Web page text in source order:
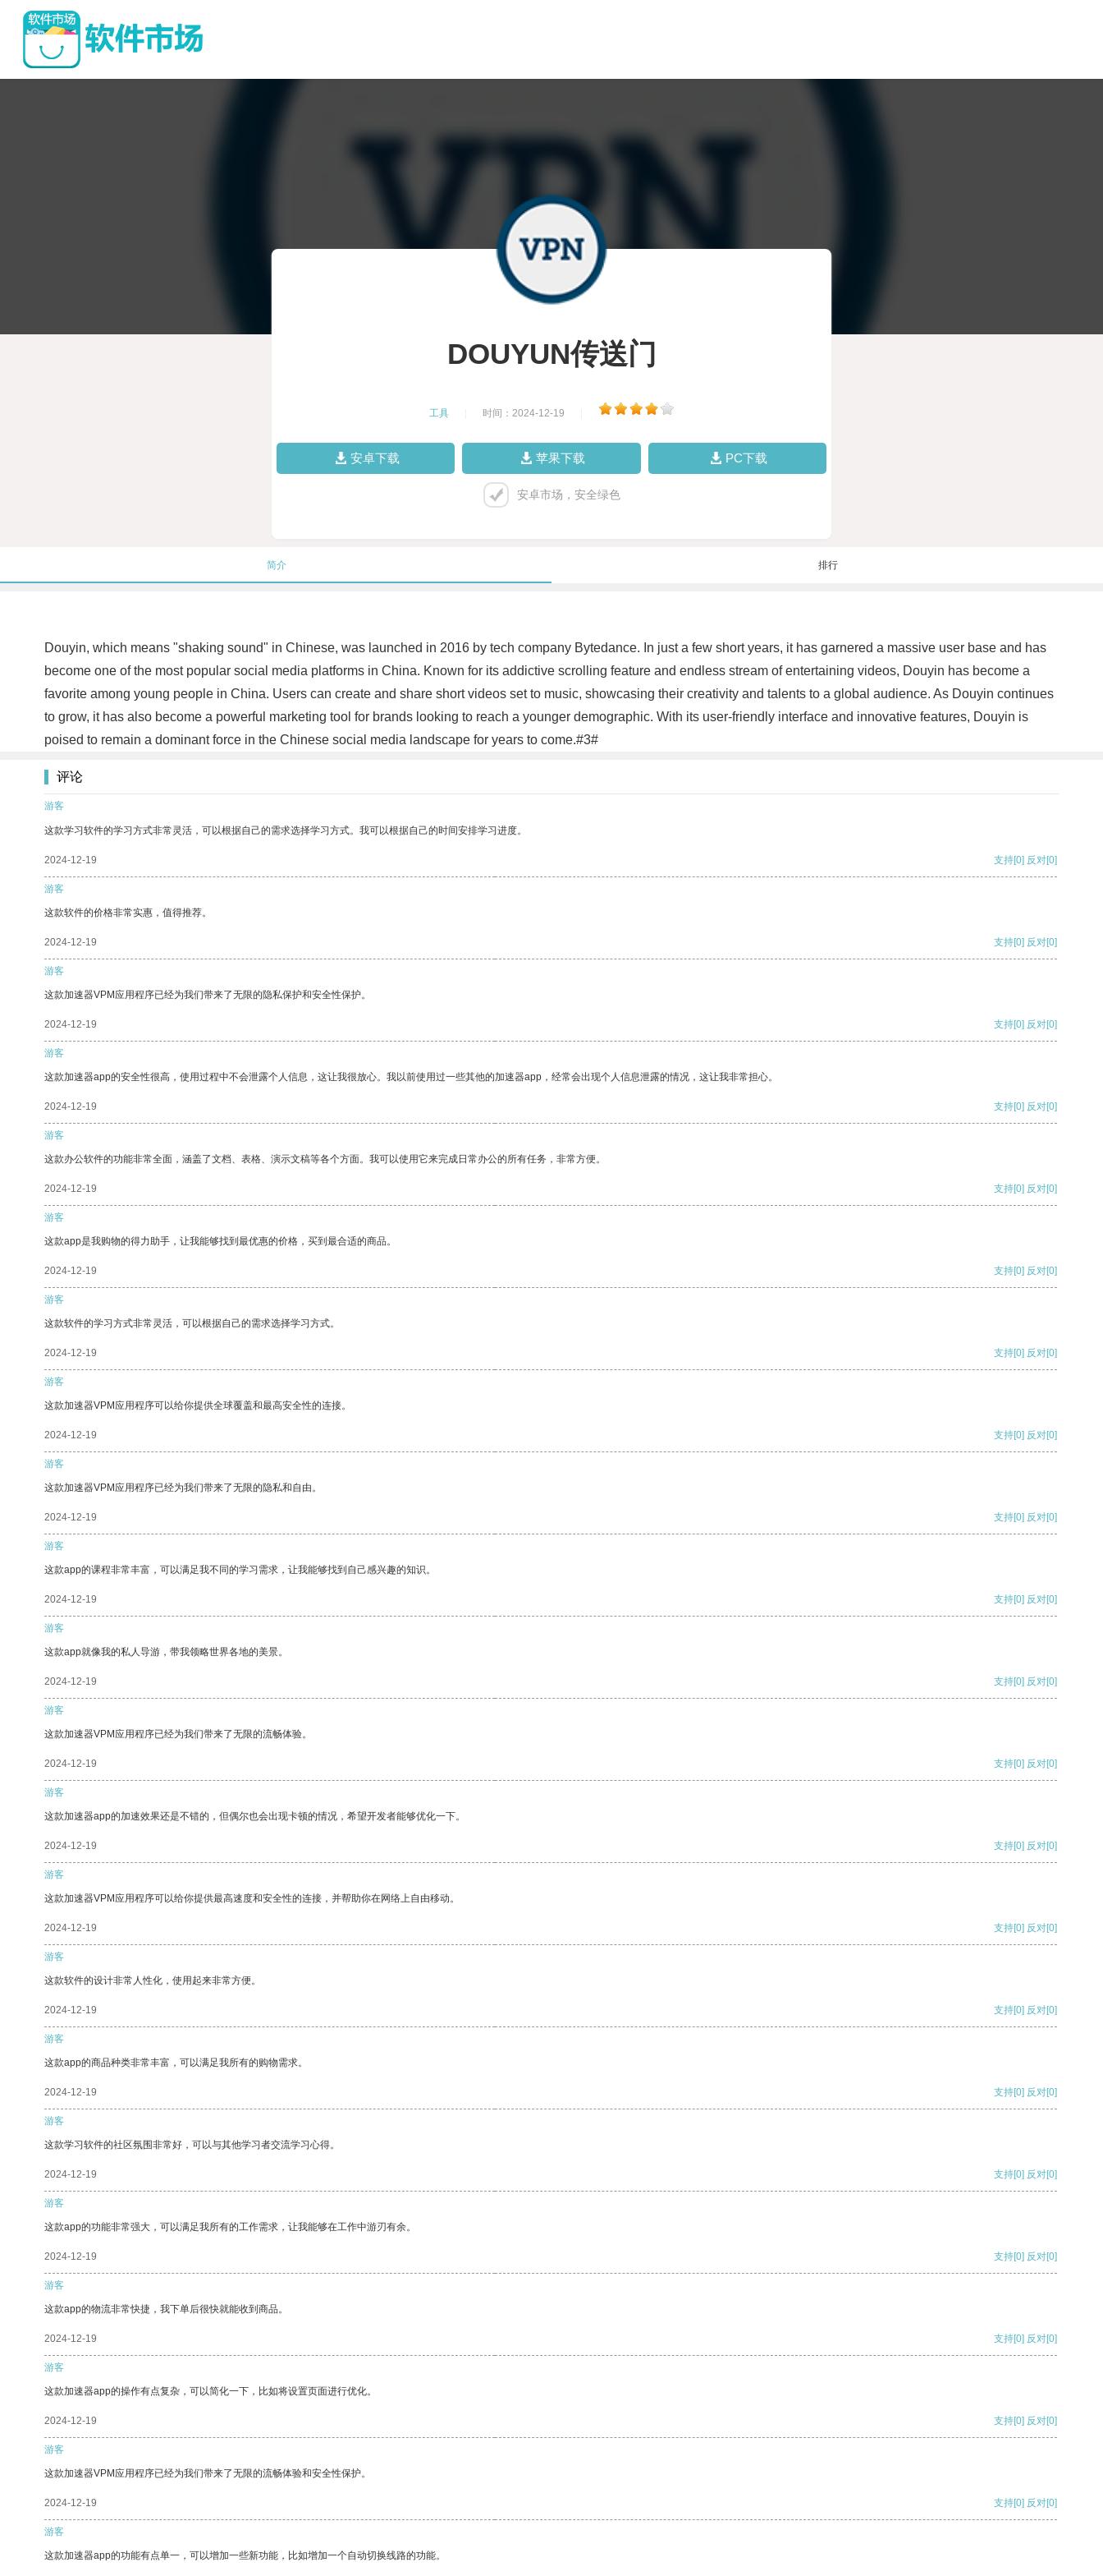
DOUYUN传送门
工具 时间：2024-12-19
安卓下载 苹果下载 PC下载
安卓市场，安全绿色
简介 排行
Douyin, which means "shaking sound" in Chinese, was launched in 2016 by tech company Bytedance. In just a few short years, it has garnered a massive user base and has
become one of the most popular social media platforms in China. Known for its addictive scrolling feature and endless stream of entertaining videos, Douyin has become a
favorite among young people in China. Users can create and share short videos set to music, showcasing their creativity and talents to a global audience. As Douyin continues
to grow, it has also become a powerful marketing tool for brands looking to reach a younger demographic. With its user-friendly interface and innovative features, Douyin is
poised to remain a dominant force in the Chinese social media landscape for years to come.#3#
评论
游客
这款学习软件的学习方式非常灵活，可以根据自己的需求选择学习方式。我可以根据自己的时间安排学习进度。
2024-12-19 支持[0] 反对[0]
游客
这款软件的价格非常实惠，值得推荐。
2024-12-19 支持[0] 反对[0]
游客
这款加速器VPM应用程序已经为我们带来了无限的隐私保护和安全性保护。
2024-12-19 支持[0] 反对[0]
游客
这款加速器app的安全性很高，使用过程中不会泄露个人信息，这让我很放心。我以前使用过一些其他的加速器app，经常会出现个人信息泄露的情况，这让我非常担心。
2024-12-19 支持[0] 反对[0]
游客
这款办公软件的功能非常全面，涵盖了文档、表格、演示文稿等各个方面。我可以使用它来完成日常办公的所有任务，非常方便。
2024-12-19 支持[0] 反对[0]
游客
这款app是我购物的得力助手，让我能够找到最优惠的价格，买到最合适的商品。
2024-12-19 支持[0] 反对[0]
游客
这款软件的学习方式非常灵活，可以根据自己的需求选择学习方式。
2024-12-19 支持[0] 反对[0]
游客
这款加速器VPM应用程序可以给你提供全球覆盖和最高安全性的连接。
2024-12-19 支持[0] 反对[0]
游客
这款加速器VPM应用程序已经为我们带来了无限的隐私和自由。
2024-12-19 支持[0] 反对[0]
游客
这款app的课程非常丰富，可以满足我不同的学习需求，让我能够找到自己感兴趣的知识。
2024-12-19 支持[0] 反对[0]
游客
这款app就像我的私人导游，带我领略世界各地的美景。
2024-12-19 支持[0] 反对[0]
游客
这款加速器VPM应用程序已经为我们带来了无限的流畅体验。
2024-12-19 支持[0] 反对[0]
游客
这款加速器app的加速效果还是不错的，但偶尔也会出现卡顿的情况，希望开发者能够优化一下。
2024-12-19 支持[0] 反对[0]
游客
这款加速器VPM应用程序可以给你提供最高速度和安全性的连接，并帮助你在网络上自由移动。
2024-12-19 支持[0] 反对[0]
游客
这款软件的设计非常人性化，使用起来非常方便。
2024-12-19 支持[0] 反对[0]
游客
这款app的商品种类非常丰富，可以满足我所有的购物需求。
2024-12-19 支持[0] 反对[0]
游客
这款学习软件的社区氛围非常好，可以与其他学习者交流学习心得。
2024-12-19 支持[0] 反对[0]
游客
这款app的功能非常强大，可以满足我所有的工作需求，让我能够在工作中游刃有余。
2024-12-19 支持[0] 反对[0]
游客
这款app的物流非常快捷，我下单后很快就能收到商品。
2024-12-19 支持[0] 反对[0]
游客
这款加速器app的操作有点复杂，可以简化一下，比如将设置页面进行优化。
2024-12-19 支持[0] 反对[0]
游客
这款加速器VPM应用程序已经为我们带来了无限的流畅体验和安全性保护。
2024-12-19 支持[0] 反对[0]
游客
这款加速器app的功能有点单一，可以增加一些新功能，比如增加一个自动切换线路的功能。